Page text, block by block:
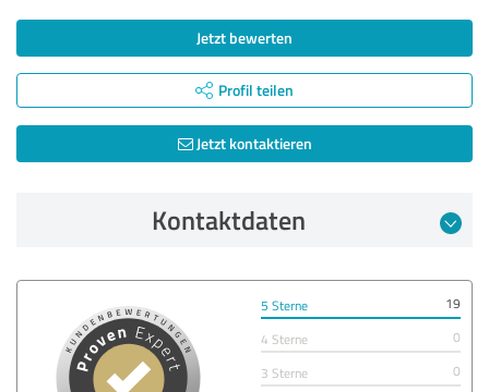
Jetzt bewerten
Profil teilen
Jetzt kontaktieren
Kontaktdaten
5 Sterne
19
4 Sterne
0
3 Sterne
0